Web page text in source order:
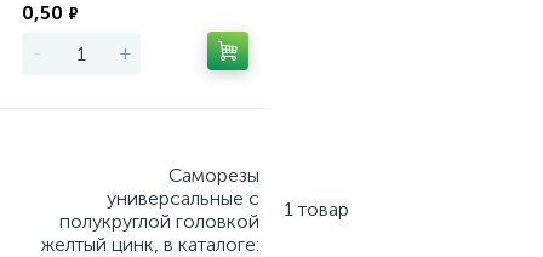
0,50 ₽
- +
Саморезы
универсальные с
полукруглой головкой
желтый цинк, в каталоге:
1 товар